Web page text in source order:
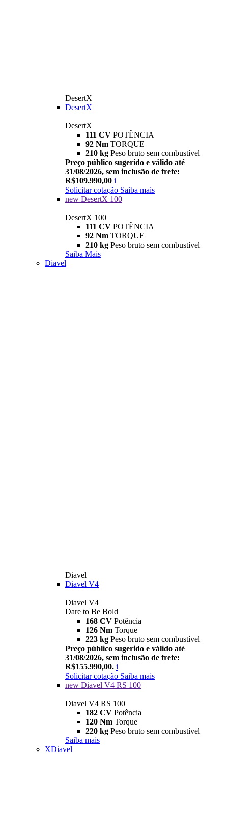
DesertX
DesertX
DesertX
111 CV POTÊNCIA
92 Nm TORQUE
210 kg Peso bruto sem combustível
Preço público sugerido e válido até
31/08/2026, sem inclusão de frete:
R$109.990,00 i
Solicitar cotação Saiba mais
new DesertX 100
DesertX 100
111 CV POTÊNCIA
92 Nm TORQUE
210 kg Peso bruto sem combustível
Saiba Mais
Diavel
Diavel
Diavel V4
Diavel V4
Dare to Be Bold
168 CV Potência
126 Nm Torque
223 kg Peso bruto sem combustível
Preço público sugerido e válido até
31/08/2026, sem inclusão de frete:
R$155.990,00. i
Solicitar cotação Saiba mais
new Diavel V4 RS 100
Diavel V4 RS 100
182 CV Potência
120 Nm Torque
220 kg Peso bruto sem combustível
Saiba mais
XDiavel